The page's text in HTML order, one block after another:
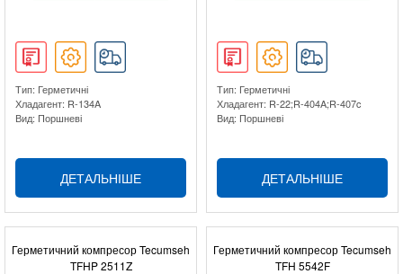
Тип: Герметичні
Хладагент: R-134A
Вид: Поршневі
ДЕТАЛЬНІШЕ
Тип: Герметичні
Хладагент: R-22;R-404A;R-407c
Вид: Поршневі
ДЕТАЛЬНІШЕ
Герметичний компресор Tecumseh
TFHP 2511Z
Герметичний компресор Tecumseh
TFH 5542F